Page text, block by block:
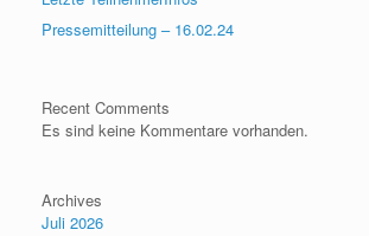
Pressemitteilung – 16.02.24
Recent Comments
Es sind keine Kommentare vorhanden.
Archives
Juli 2026